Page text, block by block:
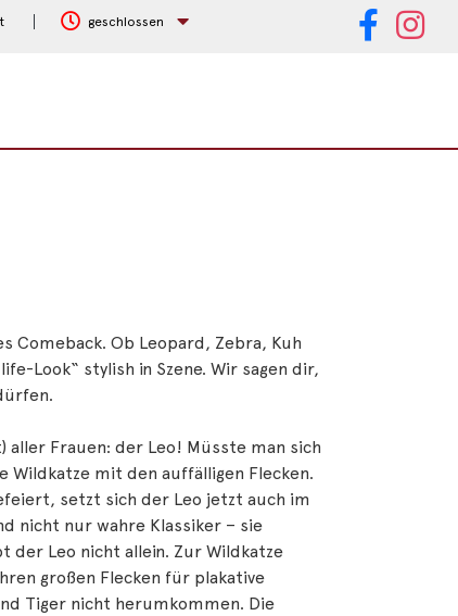
geschlossen
Comeback. Ob Leopard, Zebra, Kuh
Look“ stylish in Szene. Wir sagen dir,
aller Frauen: der Leo! Müsste man sich
mit den auffälligen Flecken.
setzt sich der Leo jetzt auch im
nicht nur wahre Klassiker – sie
der Leo nicht allein. Zur Wildkatze
großen Flecken für plakative
Tiger nicht herumkommen. Die